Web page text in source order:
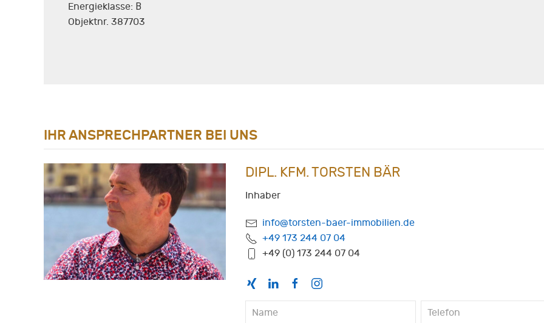
Energieklasse: Β
Objektnr. 387703
IHR ANSPRECHPARTNER BEI UNS
DIPL. KFM. TORSTEN BÄR
Inhaber
info@torsten-baer-immobilien.de
+49 173 244 07 04
+49 (0) 173 244 07 04